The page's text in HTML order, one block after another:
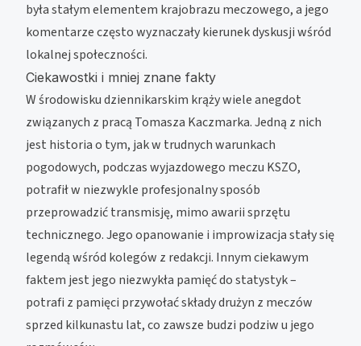
była stałym elementem krajobrazu meczowego, a jego
komentarze często wyznaczały kierunek dyskusji wśród
lokalnej społeczności.
Ciekawostki i mniej znane fakty
W środowisku dziennikarskim krąży wiele anegdot
związanych z pracą Tomasza Kaczmarka. Jedną z nich
jest historia o tym, jak w trudnych warunkach
pogodowych, podczas wyjazdowego meczu KSZO,
potrafił w niezwykle profesjonalny sposób
przeprowadzić transmisję, mimo awarii sprzętu
technicznego. Jego opanowanie i improwizacja stały się
legendą wśród kolegów z redakcji. Innym ciekawym
faktem jest jego niezwykła pamięć do statystyk –
potrafi z pamięci przywołać składy drużyn z meczów
sprzed kilkunastu lat, co zawsze budzi podziw u jego